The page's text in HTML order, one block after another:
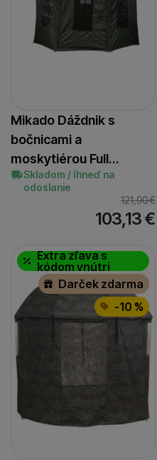
Mikado Dáždnik s
bočnicami a
moskytiérou Full…
Skladom / Ihneď na
odoslanie
121,90€
103,13€
Extra zľava s
kódom vnútri
Darček zdarma
-10 %